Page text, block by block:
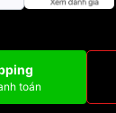
toán